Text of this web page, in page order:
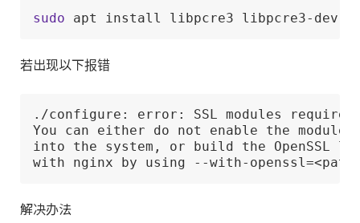
sudo apt install libpcre3 libpcre3-dev
若出现以下报错
./configure: error: SSL modules require
You can either do not enable the
into the system, or build the OpenSSL
with nginx by using --with-
解决办法